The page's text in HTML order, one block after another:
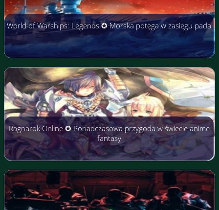
World of Warships: Legends ✪ Morska potęga w zasięgu pada
Ragnarok Online ✪ Ponadczasowa przygoda w świecie anime
fantasy